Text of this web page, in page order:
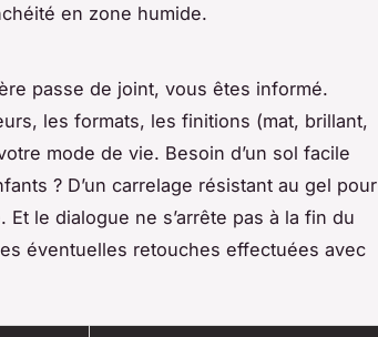
en zone humide.
passe de joint, vous êtes informé.
les formats, les finitions (mat, brillant,
mode de vie. Besoin d’un sol facile
? D’un carrelage résistant au gel pour
le dialogue ne s’arrête pas à la fin du
éventuelles retouches effectuées avec